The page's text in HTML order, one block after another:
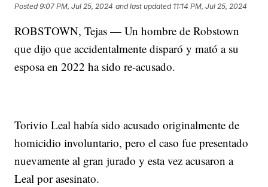
Posted9:07 PM, Jul 25, 2024 and last updated 11:14 PM, Jul 25, 2024
ROBSTOWN, Tejas — Un hombre de Robstown
que dijo que accidentalmente disparó y mató a su
esposa en 2022 ha sido re-acusado.
Torivio Leal había sido acusado originalmente de
homicidio involuntario, pero el caso fue presentado
nuevamente al gran jurado y esta vez acusaron a
Leal por asesinato.